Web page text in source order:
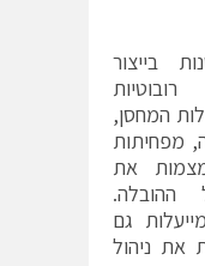
בייצור
המחסן,
מפחיתות
את
ההובלה.
גם
את ניהול